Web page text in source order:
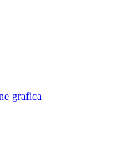
grafica